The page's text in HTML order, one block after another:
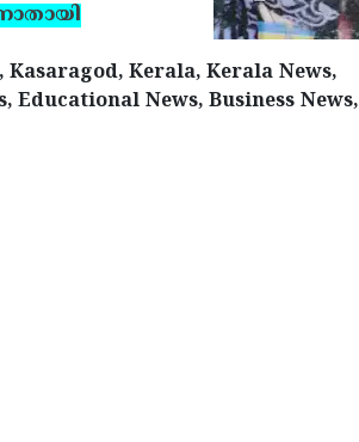
Kerala, Kerala News,
News, Business News,